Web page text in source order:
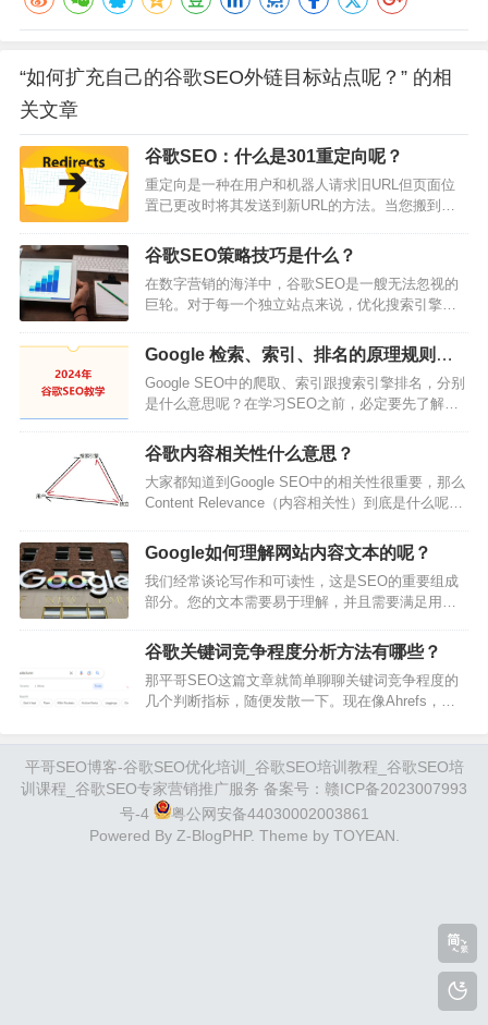
“如何扩充自己的谷歌SEO外链目标站点呢？” 的相
关文章
谷歌SEO：什么是301重定向呢？
重定向是一种在用户和机器人请求旧URL但页面位
置已更改时将其发送到新URL的方法。当您搬到美
置邮件转发。如果有人向您的旧地址发送邮件，
USPS将查看他们的邮件转发规则并意识到您不再居
住在旧地址。他们会收取邮件并将其递送到您的新
位置而不是旧位置。这也是重定向的工作原理。用
户或机器人请求旧位置，然后他们会被转发到新位
置。何时使用重定向？您需要使用重定向…
谷歌SEO策略技巧是什么？
在数字营销的海洋中，谷歌SEO是一艘无法忽视的
巨轮。对于每一个独立站点来说，优化搜索引擎排
客户的重要手段。在谷歌这个搜索引擎巨头的统治
下，了解并应用有效的SEO策略，已经成为每一个
网站运营者的必修课。然而，SEO的世界充满了挑
战和竞争。要在数亿的网站中脱颖而出，单纯依靠
传统的营销手段已不足以应对。这就需要我们深入
研究独立站内容创作的每一个细节，从关键词研…
Google 检索、索引、排名的原理规则是
什么？
Google SEO中的爬取、索引跟搜索引擎排名，分别
是什么意思呢？在学习SEO之前，必定要先了解一
的那一瞬间，你的文章网址会经历：被找到、被爬
取（检索）、被索引，然后才能出现在Google搜索
引擎里面并且加入Google搜索结果的排名。上面的
这个过程，从网址被找到，一直到被爬取跟索引，
然后再到开始在Google搜索引擎排名，这就是
Google搜索引擎的…
谷歌内容相关性什么意思？
大家都知道到Google SEO中的相关性很重要，那么
Content Relevance（内容相关性）到底是什么呢？
文，我们将详细介绍内容相关性，以及如何真正提
高网站内容的相关性。内容较长，建议先收藏在
看。让我们开始吧！什么是内容相关性？Google搜
索的基本流程大家都不陌生：1.访客使用搜索词通过
搜索引擎获取自己想要的信息2.搜索引擎通过访客的
搜索词判…
Google如何理解网站内容文本的呢？
我们经常谈论写作和可读性，这是SEO的重要组成
部分。您的文本需要易于理解，并且需要满足用户
少谈论像Google这样的搜索引擎如何阅读和理解这
些文本。在这篇文章中，平哥SEO将探讨我们对
Google如何分析您的在线内容的了解。我们确定
Google理解文本吗？我们知道Google在某种程度上
谷歌关键词竞争程度分析方法有哪些？
那平哥SEO这篇文章就简单聊聊关键词竞争程度的
几个判断指标，随便发散一下。现在像Ahrefs，
也都提供了关键词的竞争程度参考，比如Ahrefs就
将关键词竞争程度通过分值进行分层。一般20分以
下的，就属于Easy级别，分数越高，便表示关键词
做上去的难度越大。但我现在去做关键词分析的时
候，一般在观察完这些指标信…
平哥SEO博客-谷歌SEO优化培训_谷歌SEO培训教程_谷歌SEO培
训课程_谷歌SEO专家营销推广服务 备案号： 赣ICP备2023007993
号-4
粤公网安备44030002003861
Powered By Z-BlogPHP. Theme by TOYEAN